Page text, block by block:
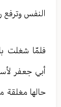
النفس وترفع
فلمّا شغلت
أبي جعفر
حالها